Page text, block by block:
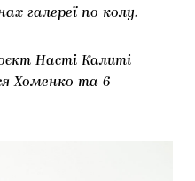
галереї по колу.
Насті Калиті
Хоменко та 6